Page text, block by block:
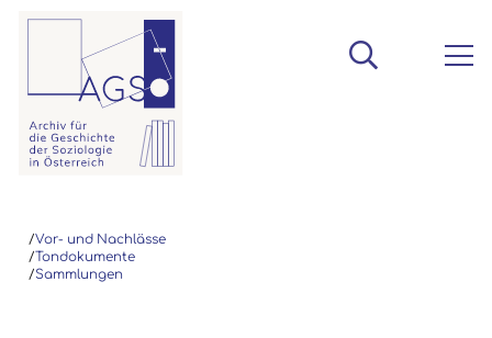
/Vor- und Nachlässe
/Tondokumente
/Sammlungen